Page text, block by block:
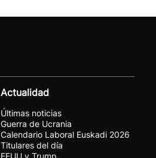
Actualidad
Últimas noticias
Guerra de Ucrania
Calendario Laboral Euskadi 2026
Titulares del día
EEUU y Trump